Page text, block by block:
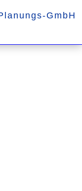
GmbH